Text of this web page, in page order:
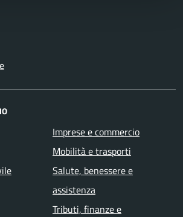
Imprese e commercio
Mobilità e trasporti
Salute, benessere e
assistenza
Tributi, finanze e